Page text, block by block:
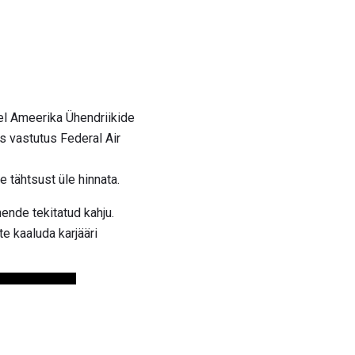
Ameerika Ühendriikide
vastutus Federal Air
tähtsust üle hinnata.
tekitatud kahju.
kaaluda karjääri